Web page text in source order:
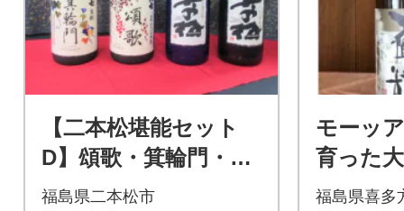
【二本松堪能セット
D】頌歌・箕輪門・金
之丞・十八代伊兵衛1.
福島県二本松市
モーッ
育った
ストロ
福島県喜多